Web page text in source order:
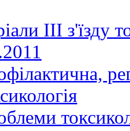
ІІІ з'їзду